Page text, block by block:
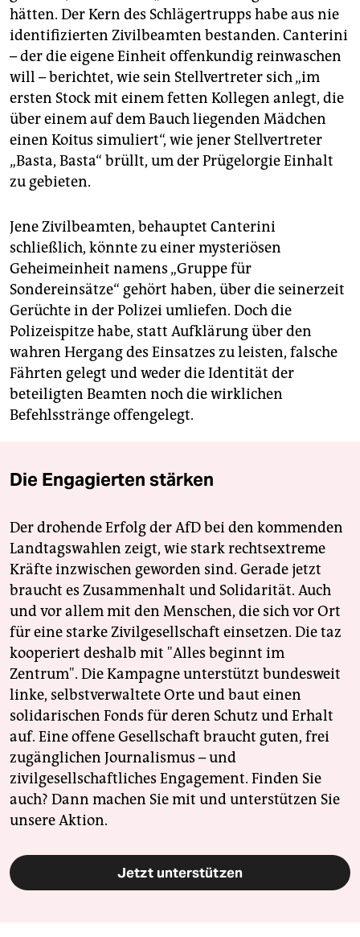
hätten. Der Kern des Schlägertrupps habe aus nie
identifizierten Zivilbeamten bestanden. Canterini
– der die eigene Einheit offenkundig reinwaschen
will – berichtet, wie sein Stellvertreter sich „im
ersten Stock mit einem fetten Kollegen anlegt, die
über einem auf dem Bauch liegenden Mädchen
einen Koitus simuliert“, wie jener Stellvertreter
„Basta, Basta“ brüllt, um der Prügelorgie Einhalt
zu gebieten.
Jene Zivilbeamten, behauptet Canterini
schließlich, könnte zu einer mysteriösen
Geheimeinheit namens „Gruppe für
Sondereinsätze“ gehört haben, über die seinerzeit
Gerüchte in der Polizei umliefen. Doch die
Polizeispitze habe, statt Aufklärung über den
wahren Hergang des Einsatzes zu leisten, falsche
Fährten gelegt und weder die Identität der
beteiligten Beamten noch die wirklichen
Befehlsstränge offengelegt.
Die Engagierten stärken
Der drohende Erfolg der AfD bei den kommenden
Landtagswahlen zeigt, wie stark rechtsextreme
Kräfte inzwischen geworden sind. Gerade jetzt
braucht es Zusammenhalt und Solidarität. Auch
und vor allem mit den Menschen, die sich vor Ort
für eine starke Zivilgesellschaft einsetzen. Die taz
kooperiert deshalb mit "Alles beginnt im
Zentrum". Die Kampagne unterstützt bundesweit
linke, selbstverwaltete Orte und baut einen
solidarischen Fonds für deren Schutz und Erhalt
auf. Eine offene Gesellschaft braucht guten, frei
zugänglichen Journalismus – und
zivilgesellschaftliches Engagement. Finden Sie
auch? Dann machen Sie mit und unterstützen Sie
unsere Aktion.
Jetzt unterstützen